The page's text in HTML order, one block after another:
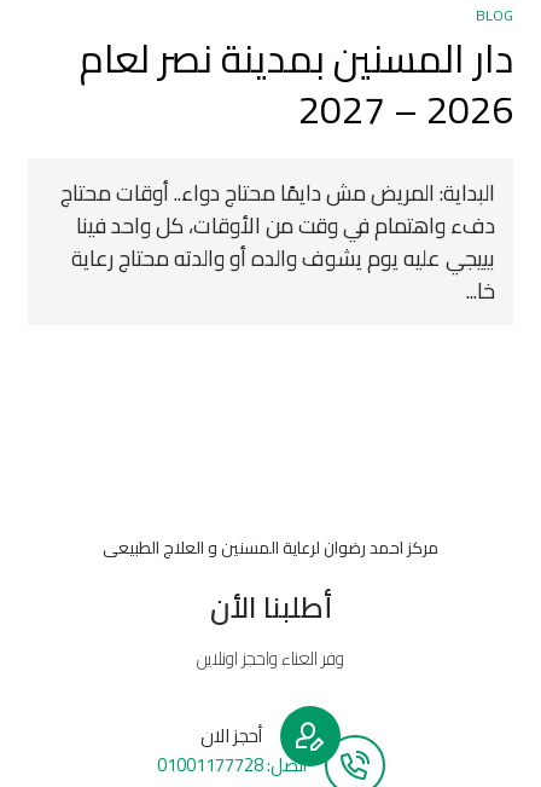
BLOG
دار المسنين بمدينة نصر لعام
2026 – 2027
البداية: المريض مش دايمًا محتاج دواء.. أوقات محتاج
دفء واهتمام في وقت من الأوقات، كل واحد فينا
بييجي عليه يوم يشوف والده أو والدته محتاج رعاية
خا...
مركز احمد رضوان لرعاية المسنين و العلاج الطبيعى
أطلبنا الأن
وفر العناء واحجز اونلاين
أحجز الان
أتصل: 01001177728